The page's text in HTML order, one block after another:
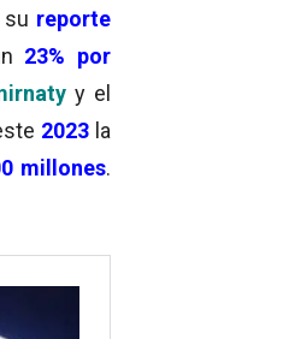
su reporte
23% por
y el
2023la
millones.